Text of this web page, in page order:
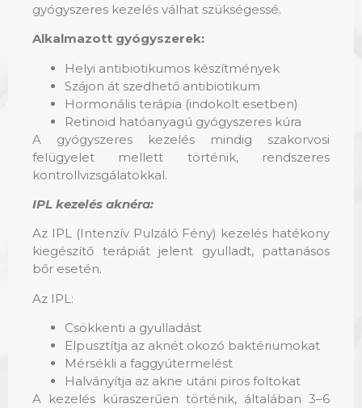
gyógyszeres kezelés válhat szükségessé.
Alkalmazott gyógyszerek:
Helyi antibiotikumos készítmények
Szájon át szedhető antibiotikum
Hormonális terápia (indokolt esetben)
Retinoid hatóanyagú gyógyszeres kúra
A gyógyszeres kezelés mindig szakorvosi
felügyelet mellett történik, rendszeres
kontrollvizsgálatokkal.
IPL kezelés aknéra:
Az IPL (Intenzív Pulzáló Fény) kezelés hatékony
kiegészítő terápiát jelent gyulladt, pattanásos
bőr esetén.
Az IPL:
Csökkenti a gyulladást
Elpusztítja az aknét okozó baktériumokat
Mérsékli a faggyútermelést
Halványítja az akne utáni piros foltokat
A kezelés kúraszerűen történik, általában 3–6